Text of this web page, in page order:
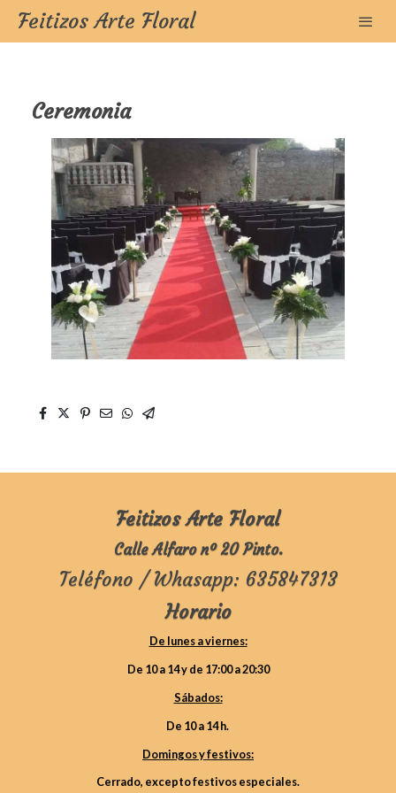
Feitizos Arte Floral
Ceremonia
Feitizos Arte Floral
Calle Alfaro nº 20 Pinto.
Teléfono / Whasapp: 635847313
Horario
De lunes a viernes:
De 10 a 14 y de 17:00 a 20:30
Sábados:
De 10 a 14 h.
Domingos y festivos:
Cerrado, excepto festivos especiales.